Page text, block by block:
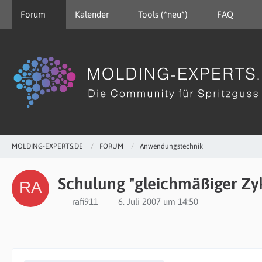
Forum Kalender Tools (*neu*) FAQ
MOLDING-EXPERTS.DE FORUM Anwendungstechnik
Schulung "gleichmäßiger
rafi911 6. Juli 2007 um 14:50